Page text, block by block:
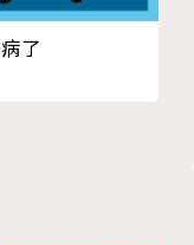
更好的存在。除
發出旁人覺得有
地方文學獎。出
了